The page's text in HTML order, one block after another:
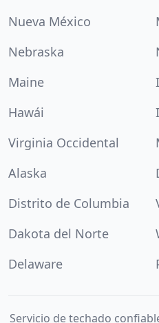
Nueva México
Nebraska
Maine
Hawái
Virginia Occidental
Alaska
Distrito de Columbia
Dakota del Norte
Delaware
Servicio de techado